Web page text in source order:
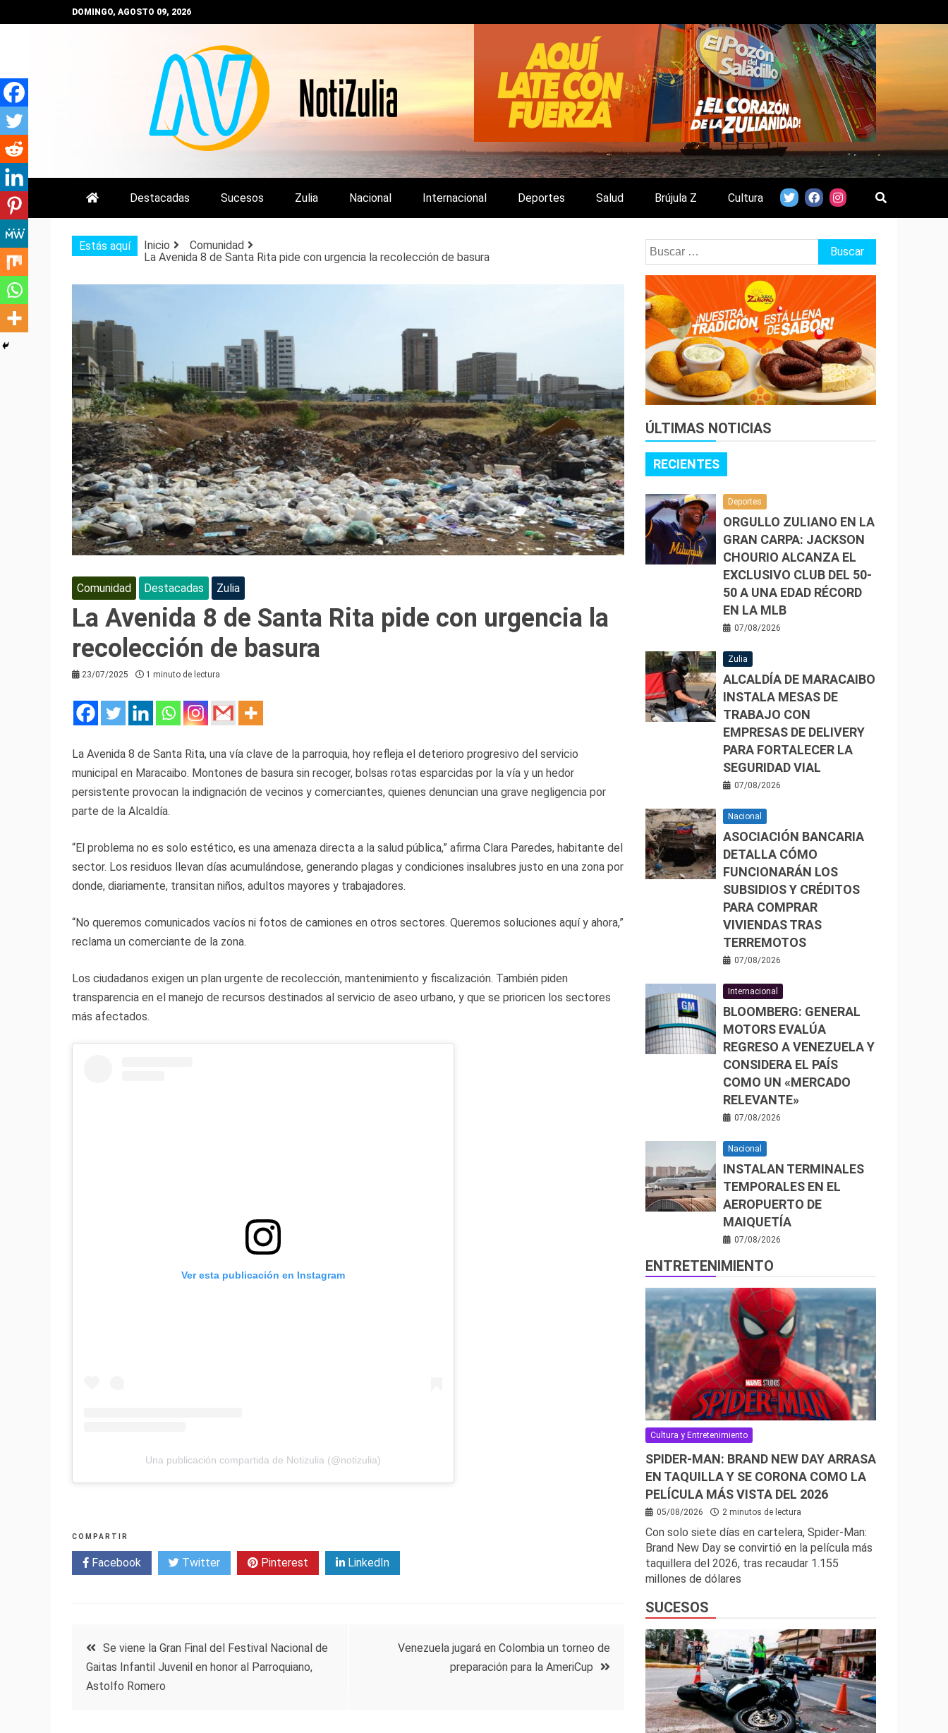
al
DOMINGO, AGOSTO 09, 2026
NOTIZULIA
NOTICIAS DEL ZULIA, VENEZUELA Y DE INTERÉS GENERAL.
Destacadas Sucesos Zulia Nacional Internacional Deportes Salud Brújula Z Cultura
Estás aquí Inicio
Comunidad
La Avenida 8 de Santa Rita pide con urgencia la recolección de basura
Comunidad Destacadas Zulia
La Avenida 8 de Santa Rita pide con urgencia la
recolección de basura
23/07/2025 1 minuto de lectura
La Avenida 8 de Santa Rita, una vía clave de la parroquia, hoy refleja el deterioro progresivo del servicio
municipal en Maracaibo. Montones de basura sin recoger, bolsas rotas esparcidas por la vía y un hedor
persistente provocan la indignación de vecinos y comerciantes, quienes denuncian una grave negligencia por
parte de la Alcaldía.
“El problema no es solo estético, es una amenaza directa a la salud pública,” afirma Clara Paredes, habitante del
sector. Los residuos llevan días acumulándose, generando plagas y condiciones insalubres justo en una zona por
donde, diariamente, transitan niños, adultos mayores y trabajadores.
“No queremos comunicados vacíos ni fotos de camiones en otros sectores. Queremos soluciones aquí y ahora,”
reclama un comerciante de la zona.
Los ciudadanos exigen un plan urgente de recolección, mantenimiento y fiscalización. También piden
transparencia en el manejo de recursos destinados al servicio de aseo urbano, y que se prioricen los sectores
más afectados.
Ver esta publicación en Instagram
Una publicación compartida de Notizulia (@notizulia)
COMPARTIR
Facebook Twitter Pinterest LinkedIn
Navegación
de
Se viene la Gran Final del Festival Nacional de
Gaitas Infantil Juvenil en honor al Parroquiano,
Astolfo Romero
Venezuela jugará en Colombia un torneo de
preparación para la AmeriCup
Buscar:
ÚLTIMAS NOTICIAS
RECIENTES
Deportes
ORGULLO ZULIANO EN LA
GRAN CARPA: JACKSON
CHOURIO ALCANZA EL
EXCLUSIVO CLUB DEL 50-
50 A UNA EDAD RÉCORD
EN LA MLB
07/08/2026
Zulia
ALCALDÍA DE MARACAIBO
INSTALA MESAS DE
TRABAJO CON
EMPRESAS DE DELIVERY
PARA FORTALECER LA
SEGURIDAD VIAL
07/08/2026
Nacional
ASOCIACIÓN BANCARIA
DETALLA CÓMO
FUNCIONARÁN LOS
SUBSIDIOS Y CRÉDITOS
PARA COMPRAR
VIVIENDAS TRAS
TERREMOTOS
07/08/2026
Internacional
BLOOMBERG: GENERAL
MOTORS EVALÚA
REGRESO A VENEZUELA Y
CONSIDERA EL PAÍS
COMO UN «MERCADO
RELEVANTE»
07/08/2026
Nacional
INSTALAN TERMINALES
TEMPORALES EN EL
AEROPUERTO DE
MAIQUETÍA
07/08/2026
ENTRETENIMIENTO
Cultura y Entretenimiento
SPIDER-MAN: BRAND NEW DAY ARRASA
EN TAQUILLA Y SE CORONA COMO LA
PELÍCULA MÁS VISTA DEL 2026
05/08/2026 2 minutos de lectura
Con solo siete días en cartelera, Spider-Man:
Brand New Day se convirtió en la película más
taquillera del 2026, tras recaudar 1.155
millones de dólares
SUCESOS